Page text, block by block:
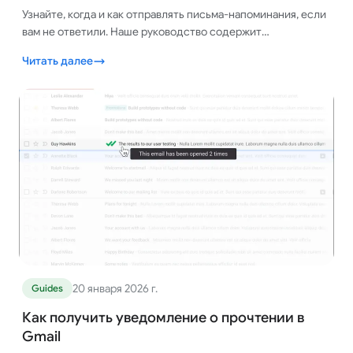
Узнайте, когда и как отправлять письма-напоминания, если
вам не ответили. Наше руководство содержит
советы для получения ответов.
Читать далее
Guides 20 января 2026 г.
Как получить уведомление о прочтении в
Gmail